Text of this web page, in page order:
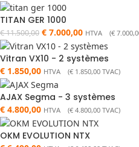
TITAN GER 1000
€11.500,00 € 7.000,00 HTVA (€
Vitran VX10 - 2 systèmes
€ 1.850,00 HTVA (€ 1.850,00 TVAC)
AJAX Segma - 3 systèmes
€ 4.800,00 HTVA (€ 4.800,00 TVAC)
OKM EVOLUTION NTX